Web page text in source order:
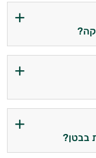
בבטן?